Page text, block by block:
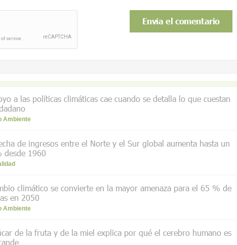
a las políticas climáticas cae cuando se detalla lo que cuestan
Ambiente
de ingresos entre el Norte y el Sur global aumenta hasta un
desde 1960
climático se convierte en la mayor amenaza para el 65 % de
en 2050
Ambiente
de la fruta y de la miel explica por qué el cerebro humano es